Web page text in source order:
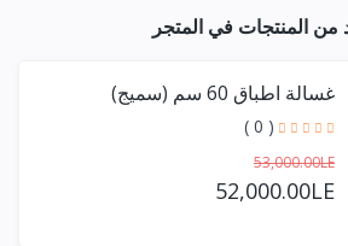
من المنتجات في المتجر
غسالة اطباق 60 سم (سميج)
( 0 )
53,000.00LE
52,000.00LE